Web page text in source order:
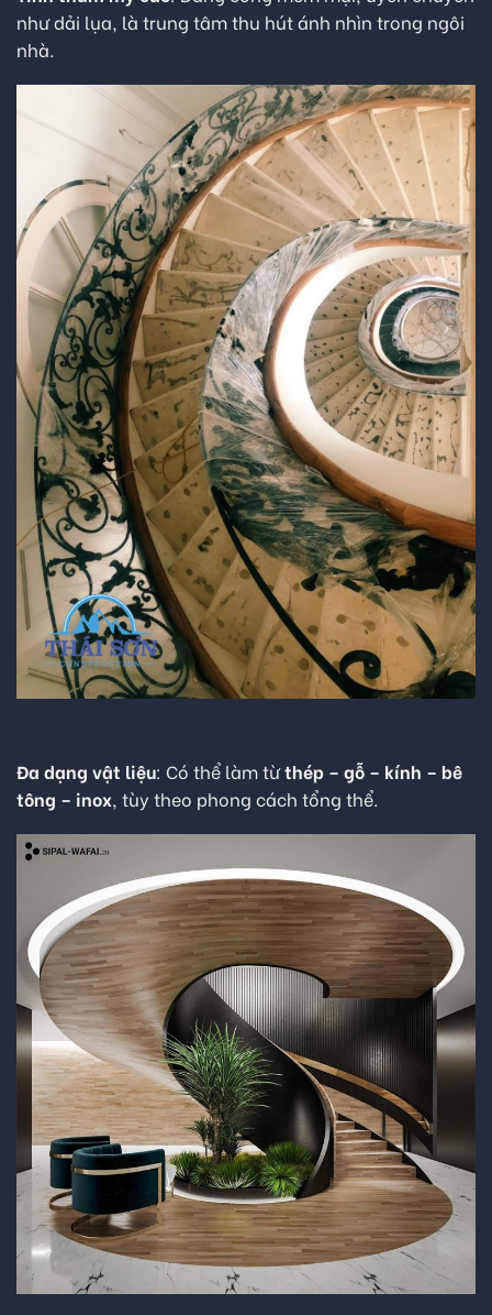
như dải lụa, là trung tâm thu hút ánh nhìn trong ngôi
nhà.
Đa dạng vật liệu: Có thể làm từthép – gỗ – kính – bê
tông – inox, tùy theo phong cách tổng thể.